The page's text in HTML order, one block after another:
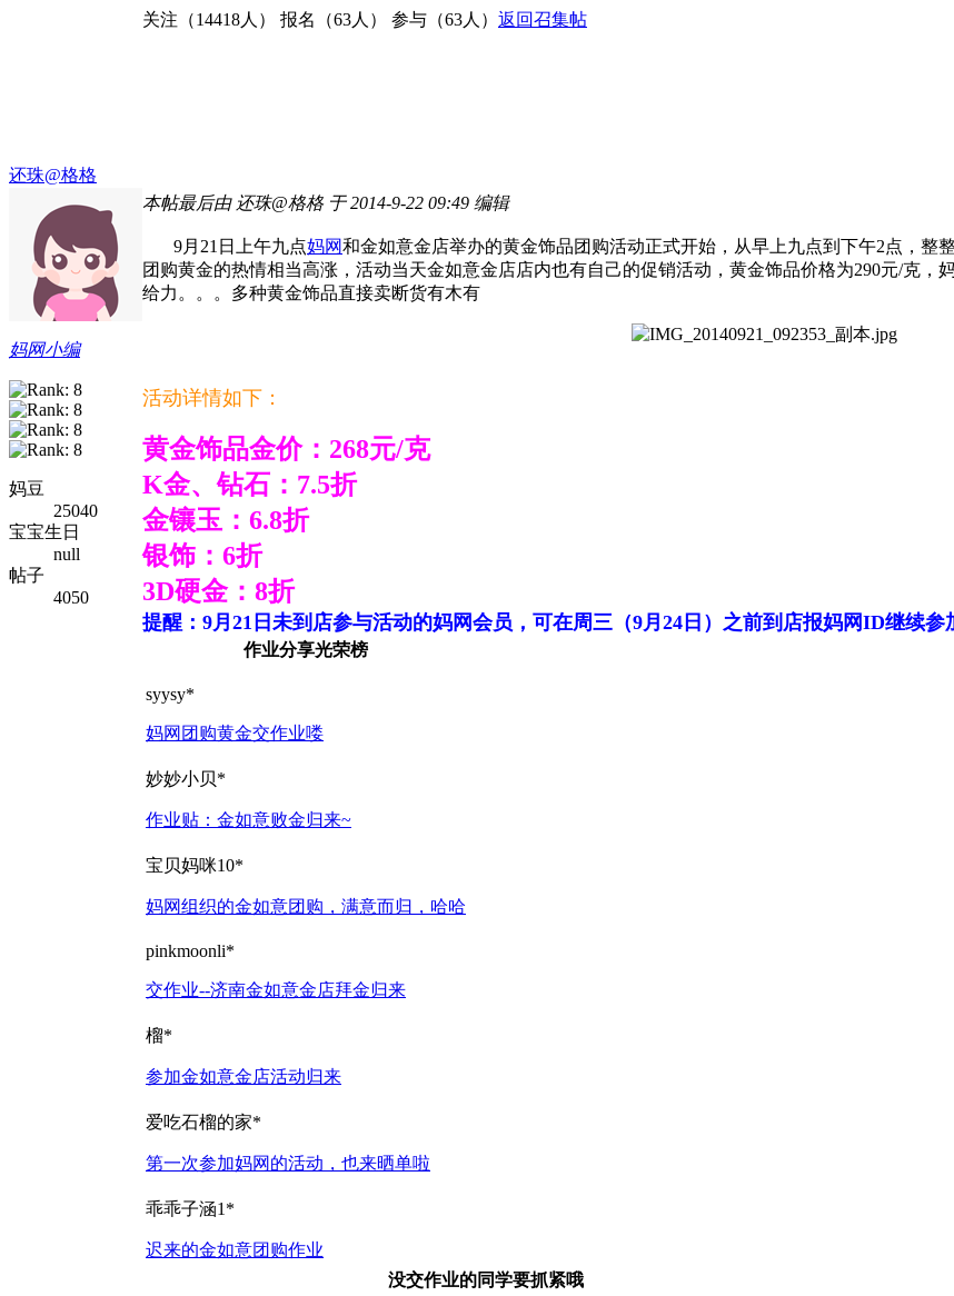
还珠@格格
妈网小编
妈豆
25040
宝宝生日
null
帖子
4050
关注（14418人） 报名（63人） 参与（63人） 返回召集帖
本帖最后由 还珠@格格 于 2014-9-22 09:49 编辑
9月21日上午九点妈网和金如意金店举办的黄金饰品团购活动正式开始，从早上九点到下午2点，整
团购黄金的热情相当高涨，活动当天金如意金店店内也有自己的促销活动，黄金饰品价格为290元/克，
给力。。。多种黄金饰品直接卖断货有木有
活动详情如下：
黄金饰品金价：268元/克
K金、钻石：7.5折
金镶玉：6.8折
银饰：6折
3D硬金：8折
提醒：9月21日未到店参与活动的妈网会员，可在周三（9月24日）之前到店报妈网ID继续参
作业分享光荣榜
syysy*
妈网团购黄金交作业喽
妙妙小贝*
作业贴：金如意败金归来~
宝贝妈咪10*
妈网组织的金如意团购，满意而归，哈哈
pinkmoonli*
交作业--济南金如意金店拜金归来
榴*
参加金如意金店活动归来
爱吃石榴的家*
第一次参加妈网的活动，也来晒单啦
乖乖子涵1*
迟来的金如意团购作业
没交作业的同学要抓紧哦